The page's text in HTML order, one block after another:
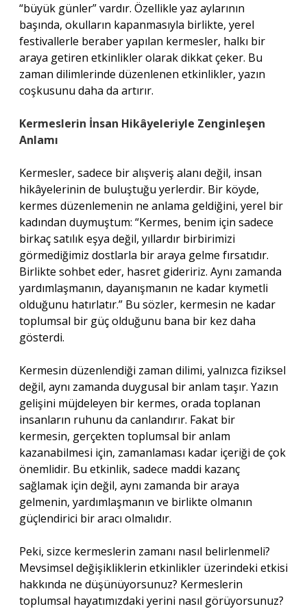
“büyük günler” vardır. Özellikle yaz aylarının
başında, okulların kapanmasıyla birlikte, yerel
festivallerle beraber yapılan kermesler, halkı bir
araya getiren etkinlikler olarak dikkat çeker. Bu
zaman dilimlerinde düzenlenen etkinlikler, yazın
coşkusunu daha da artırır.
Kermeslerin İnsan Hikâyeleriyle Zenginleşen
Anlamı
Kermesler, sadece bir alışveriş alanı değil, insan
hikâyelerinin de buluştuğu yerlerdir. Bir köyde,
kermes düzenlemenin ne anlama geldiğini, yerel bir
kadından duymuştum: “Kermes, benim için sadece
birkaç satılık eşya değil, yıllardır birbirimizi
görmediğimiz dostlarla bir araya gelme fırsatıdır.
Birlikte sohbet eder, hasret gideririz. Aynı zamanda
yardımlaşmanın, dayanışmanın ne kadar kıymetli
olduğunu hatırlatır.” Bu sözler, kermesin ne kadar
toplumsal bir güç olduğunu bana bir kez daha
gösterdi.
Kermesin düzenlendiği zaman dilimi, yalnızca fiziksel
değil, aynı zamanda duygusal bir anlam taşır. Yazın
gelişini müjdeleyen bir kermes, orada toplanan
insanların ruhunu da canlandırır. Fakat bir
kermesin, gerçekten toplumsal bir anlam
kazanabilmesi için, zamanlaması kadar içeriği de çok
önemlidir. Bu etkinlik, sadece maddi kazanç
sağlamak için değil, aynı zamanda bir araya
gelmenin, yardımlaşmanın ve birlikte olmanın
güçlendirici bir aracı olmalıdır.
Peki, sizce kermeslerin zamanı nasıl belirlenmeli?
Mevsimsel değişikliklerin etkinlikler üzerindeki etkisi
hakkında ne düşünüyorsunuz? Kermeslerin
toplumsal hayatımızdaki yerini nasıl görüyorsunuz?